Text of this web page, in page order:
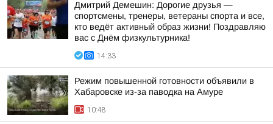
Дмитрий Демешин: Дорогие друзья —
спортсмены, тренеры, ветераны спорта и все,
кто ведёт активный образ жизни! Поздравляю
вас с Днём физкультурника!
14:33
Режим повышенной готовности объявили в
Хабаровске из-за паводка на Амуре
10:48